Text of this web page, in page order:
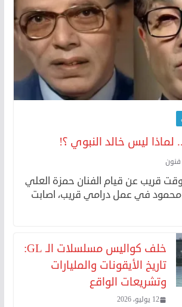
ليس خالد النبوي ؟!
قريب عن قيام الفنان حمزة العلي
في عمل درامي قريب، اصابت
خلف كواليس مسلسلات الـ GL:
تاريخ الأيقونات والمليارات
وتشريعات الواقع
12 يوليو، 2026